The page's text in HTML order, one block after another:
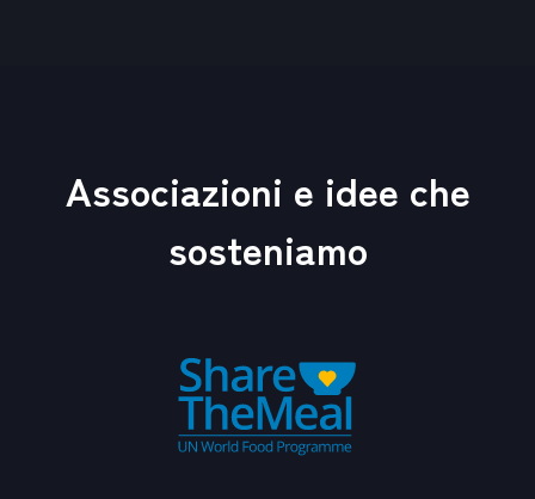
Associazioni e idee che
sosteniamo